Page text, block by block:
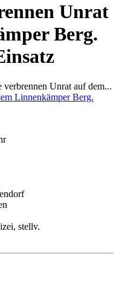
Unrat
Berg.
verbrennen Unrat auf dem...
stellv.